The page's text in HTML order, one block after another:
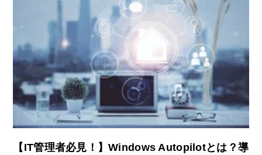
【IT管理者必見！】Windows Autopilotとは？導